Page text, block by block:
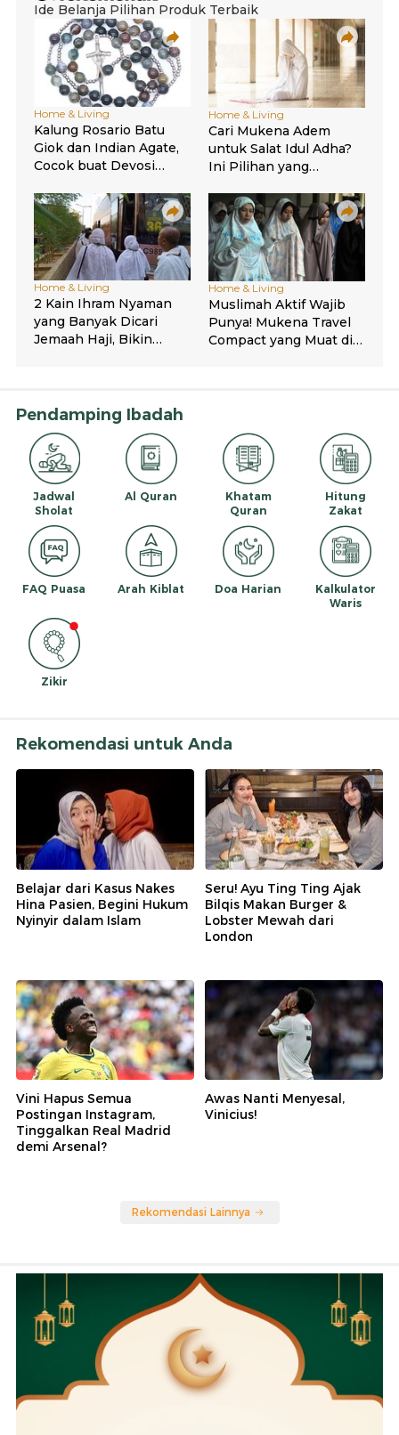
Pendamping Ibadah
Jadwal
Sholat
Al Quran
Khatam
Quran
Hitung
Zakat
FAQ Puasa Arah Kiblat Doa Harian
Kalkulator
Waris
Zikir
Rekomendasi untuk Anda
Belajar dari Kasus Nakes
Hina Pasien, Begini Hukum
Nyinyir dalam Islam
Seru! Ayu Ting Ting Ajak
Bilqis Makan Burger &
Lobster Mewah dari
London
Vini Hapus Semua
Postingan Instagram,
Tinggalkan Real Madrid
demi Arsenal?
Awas Nanti Menyesal,
Vinicius!
Rekomendasi Lainnya